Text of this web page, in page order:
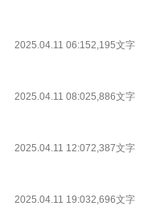
2025.04.11 06:152,195文字
2025.04.11 08:025,886文字
2025.04.11 12:072,387文字
2025.04.11 19:032,696文字